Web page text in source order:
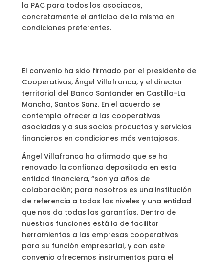
la PAC para todos los asociados,
concretamente el anticipo de la misma en
condiciones preferentes.
El convenio ha sido firmado por el presidente de
Cooperativas, Ángel Villafranca, y el director
territorial del Banco Santander en Castilla-La
Mancha, Santos Sanz. En el acuerdo se
contempla ofrecer a las cooperativas
asociadas y a sus socios productos y servicios
financieros en condiciones más ventajosas.
Ángel Villafranca ha afirmado que se ha
renovado la confianza depositada en esta
entidad financiera, “son ya años de
colaboración; para nosotros es una institución
de referencia a todos los niveles y una entidad
que nos da todas las garantías. Dentro de
nuestras funciones está la de facilitar
herramientas a las empresas cooperativas
para su función empresarial, y con este
convenio ofrecemos instrumentos para el